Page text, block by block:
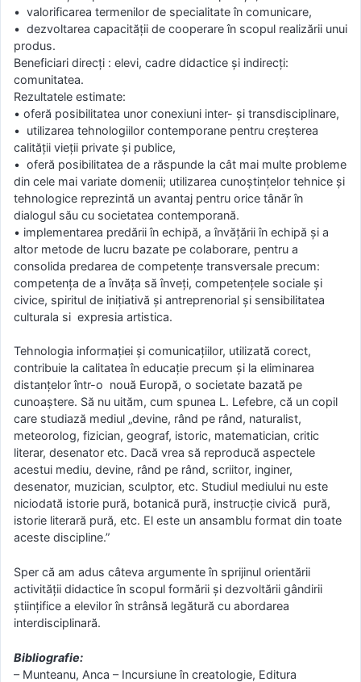
• valorificarea termenilor de specialitate în comunicare,
• dezvoltarea capacităţii de cooperare în scopul realizării unui
produs.
Beneficiari direcţi : elevi, cadre didactice și indirecţi:
comunitatea.
Rezultatele estimate:
• oferă posibilitatea unor conexiuni inter- şi transdisciplinare,
• utilizarea tehnologiilor contemporane pentru creşterea
calităţii vieţii private şi publice,
• oferă posibilitatea de a răspunde la cât mai multe probleme
din cele mai variate domenii; utilizarea cunoştinţelor tehnice şi
tehnologice reprezintă un avantaj pentru orice tânăr în
dialogul său cu societatea contemporană.
• implementarea predării în echipă, a învăţării în echipă şi a
altor metode de lucru bazate pe colaborare, pentru a
consolida predarea de competenţe transversale precum:
competenţa de a învăţa să înveţi, competenţele sociale şi
civice, spiritul de iniţiativă şi antreprenorial şi sensibilitatea
culturala si expresia artistica.
Tehnologia informaţiei şi comunicaţiilor, utilizată corect,
contribuie la calitatea în educaţie precum şi la eliminarea
distanţelor într-o nouă Europă, o societate bazată pe
cunoaştere. Să nu uităm, cum spunea L. Lefebre, că un copil
care studiază mediul „devine, rând pe rând, naturalist,
meteorolog, fizician, geograf, istoric, matematician, critic
literar, desenator etc. Dacă vrea să reproducă aspectele
acestui mediu, devine, rând pe rând, scriitor, inginer,
desenator, muzician, sculptor, etc. Studiul mediului nu este
niciodată istorie pură, botanică pură, instrucţie civică pură,
istorie literară pură, etc. El este un ansamblu format din toate
aceste discipline.”
Sper că am adus câteva argumente în sprijinul orientării
activităţii didactice în scopul formării şi dezvoltării gândirii
ştiinţifice a elevilor în strânsă legătură cu abordarea
interdisciplinară.
Bibliografie:
– Munteanu, Anca – Incursiune în creatologie, Editura